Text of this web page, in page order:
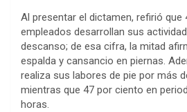
Al presentar el dictamen, refirió que
empleados desarrollan sus
descanso; de esa cifra, la mitad
espalda y cansancio en piernas.
realiza sus labores de pie por más
mientras que 47 por ciento en
horas.